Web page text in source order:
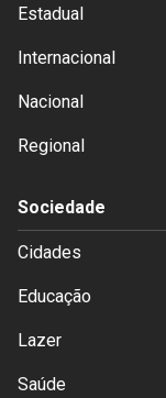
Estadual
Internacional
Nacional
Regional
Sociedade
Cidades
Educação
Lazer
Saúde